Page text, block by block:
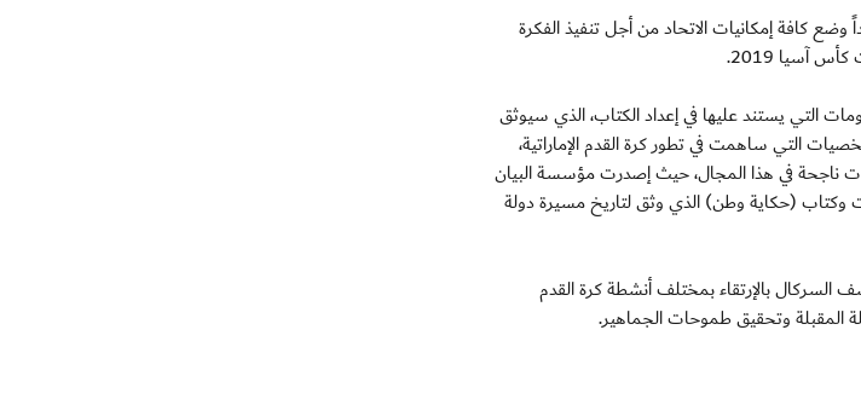
وضع كافة إمكانيات الاتحاد من أجل تنفيذ الفكرة
آسيا 2019.
التي يستند عليها في إعداد الكتاب، الذي سيوثق
التي ساهمت في تطور كرة القدم الإماراتية،
ناجحة في هذا المجال، حيث إصدرت مؤسسة البيان
وكتاب (حكاية وطن) الذي وثق لتاريخ مسيرة دولة
السركال بالإرتقاء بمختلف أنشطة كرة القدم
المقبلة وتحقيق طموحات الجماهير.